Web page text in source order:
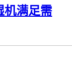
机满足需